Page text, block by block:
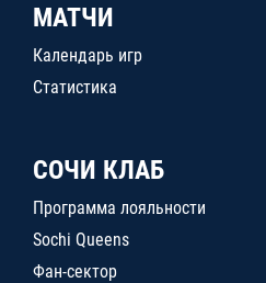
МАТЧИ
Календарь игр
Статистика
СОЧИ КЛАБ
Программа лояльности
Sochi Queens
Фан-сектор